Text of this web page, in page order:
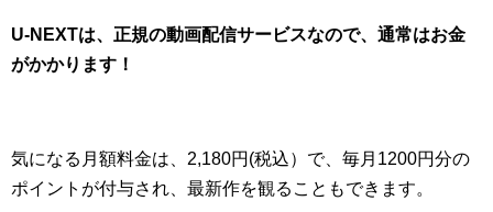
U-NEXTは、正規の動画配信サービスなので、通常はお金
がかかります！
気になる月額料金は、2,180円(税込）で、毎月1200円分の
ポイントが付与され、最新作を観ることもできます。